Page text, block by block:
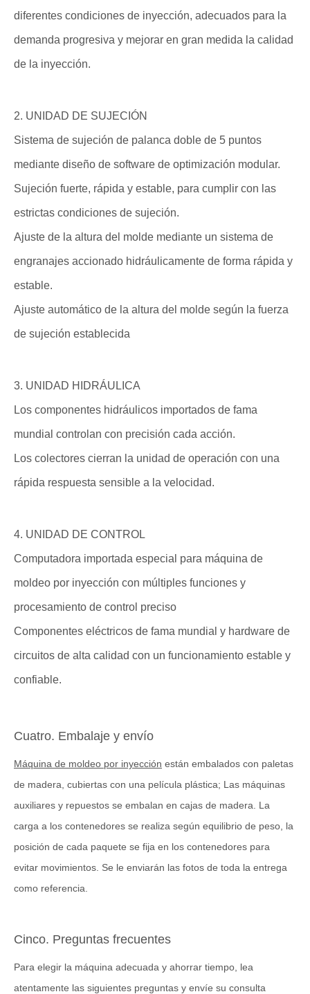
diferentes condiciones de inyección, adecuados para la
demanda progresiva y mejorar en gran medida la calidad
de la inyección.
2. UNIDAD DE SUJECIÓN
Sistema de sujeción de palanca doble de 5 puntos
mediante diseño de software de optimización modular.
Sujeción fuerte, rápida y estable, para cumplir con las
estrictas condiciones de sujeción.
Ajuste de la altura del molde mediante un sistema de
engranajes accionado hidráulicamente de forma rápida y
estable.
Ajuste automático de la altura del molde según la fuerza
de sujeción establecida
3. UNIDAD HIDRÁULICA
Los componentes hidráulicos importados de fama
mundial controlan con precisión cada acción.
Los colectores cierran la unidad de operación con una
rápida respuesta sensible a la velocidad.
4. UNIDAD DE CONTROL
Computadora importada especial para máquina de
moldeo por inyección con múltiples funciones y
procesamiento de control preciso
Componentes eléctricos de fama mundial y hardware de
circuitos de alta calidad con un funcionamiento estable y
confiable.
Cuatro. Embalaje y envío
Máquina de moldeo por inyección están embalados con paletas
de madera, cubiertas con una película plástica; Las máquinas
auxiliares y repuestos se embalan en cajas de madera. La
carga a los contenedores se realiza según equilibrio de peso, la
posición de cada paquete se fija en los contenedores para
evitar movimientos. Se le enviarán las fotos de toda la entrega
como referencia.
Cinco. Preguntas frecuentes
Para elegir la máquina adecuada y ahorrar tiempo, lea
atentamente las siguientes preguntas y envíe su consulta